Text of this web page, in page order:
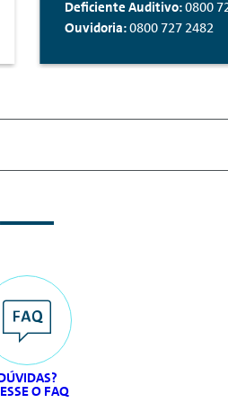
Deficiente Auditivo:0800
Ouvidoria:0800 727 2482
regulamento do sorteio no
a menores de
7 (sete) dias corridos com a
SUSEP. Seguradora
O FAQ